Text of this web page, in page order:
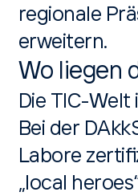
regionale
erweitern.
Wo liegen
Die TIC-
Bei der
Labore
„local